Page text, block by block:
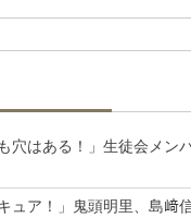
穴はある！」生徒会メン
ュア！」鬼頭明里、島﨑